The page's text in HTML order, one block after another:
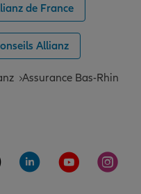
de France
Allianz
Assurance Bas-Rhin
page Facebook de Allianz
sur la page Twitter de
Aller sur la page
Aller sur la
Aller